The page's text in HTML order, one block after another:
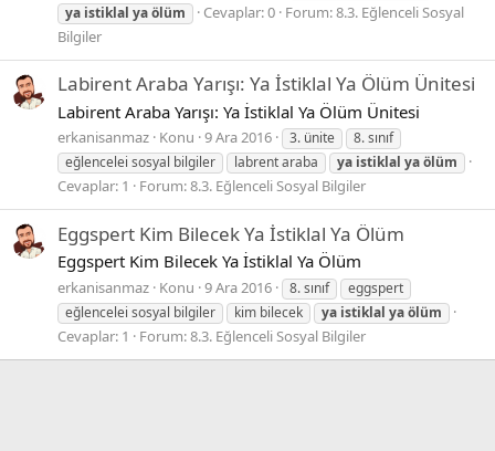
ya istiklal yaölüm Cevaplar: 0 Forum:8.3. Eğlenceli Sosyal
Bilgiler
Labirent Araba Yarışı: Ya İstiklal Ya Ölüm Ünitesi
Labirent Araba Yarışı: Ya İstiklal Ya Ölüm Ünitesi
erkanisanmaz Konu 9 Ara 2016 3. ünite
8. sınıf
eğlencelei sosyal bilgiler
labrent araba ya istiklal yaölüm
Cevaplar: 1 Forum:8.3. Eğlenceli Sosyal Bilgiler
Eggspert Kim Bilecek Ya İstiklal Ya Ölüm
Eggspert Kim Bilecek Ya İstiklal Ya Ölüm
erkanisanmaz Konu 9 Ara 2016 8. sınıf
eggspert
eğlencelei sosyal bilgiler
kim bilecek ya istiklal yaölüm
Cevaplar: 1 Forum:8.3. Eğlenceli Sosyal Bilgiler